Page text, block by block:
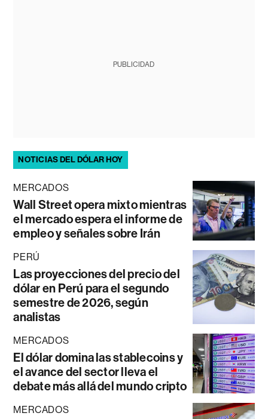
PUBLICIDAD
NOTICIAS DEL DÓLAR HOY
MERCADOS
Wall Street opera mixto mientras
el mercado espera el informe de
empleo y señales sobre Irán
PERÚ
Las proyecciones del precio del
dólar en Perú para el segundo
semestre de 2026, según
analistas
MERCADOS
El dólar domina las stablecoins y
el avance del sector lleva el
debate más allá del mundo cripto
MERCADOS